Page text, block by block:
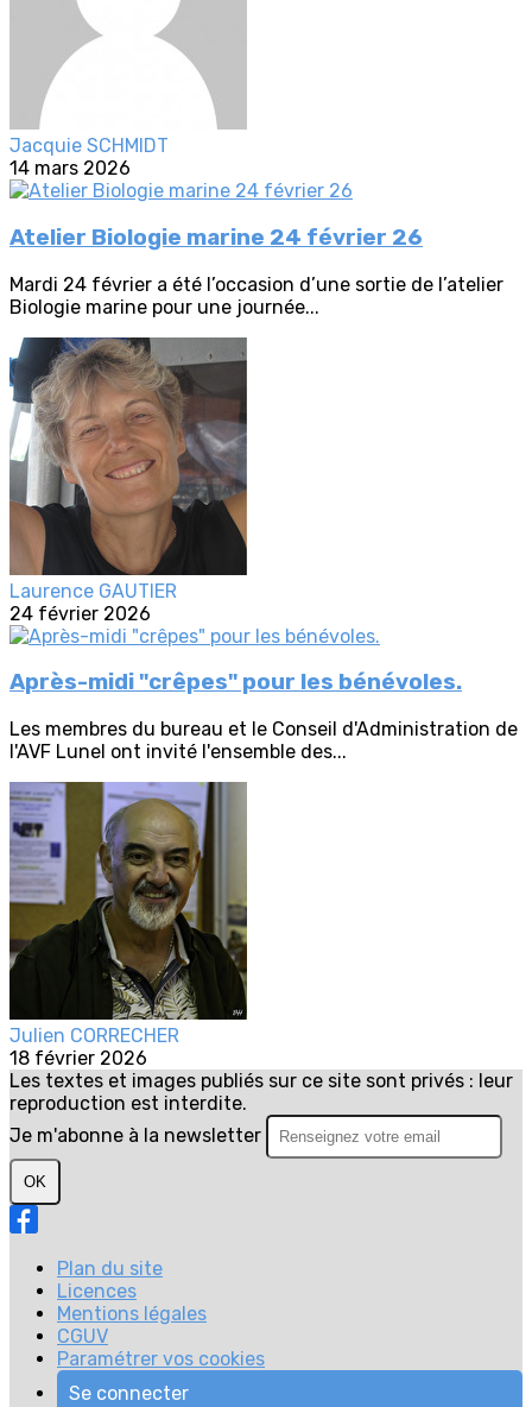
Jacquie SCHMIDT
14 mars 2026
Atelier Biologie marine 24 février 26
Mardi 24 février a été l’occasion d’une sortie de l’atelier
Biologie marine pour une journée...
Laurence GAUTIER
24 février 2026
Après-midi "crêpes" pour les bénévoles.
Les membres du bureau et le Conseil d'Administration de
l'AVF Lunel ont invité l'ensemble des...
Julien CORRECHER
18 février 2026
Les textes et images publiés sur ce site sont privés : leur
reproduction est interdite.
Je m'abonne à la newsletter
OK
Plan du site
Licences
Mentions légales
CGUV
Paramétrer vos cookies
Se connecter